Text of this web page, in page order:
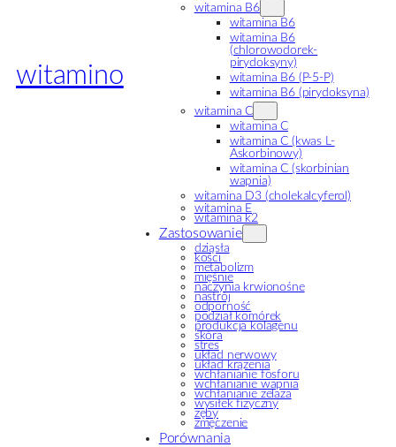
witamino
witamina B6
witamina B6
witamina B6
(chlorowodorek-
pirydoksyny)
witamina B6 (P-5-P)
witamina B6 (pirydoksyna)
witamina C
witamina C
witamina C (kwas L-
Askorbinowy)
witamina C (skorbinian
wapnia)
witamina D3 (cholekalcyferol)
witamina E
witamina k2
Zastosowanie
dziąsła
kości
metabolizm
mięśnie
naczynia krwionośne
nastrój
odporność
podział komórek
produkcja kolagenu
skóra
stres
układ nerwowy
układ krążenia
wchłanianie fosforu
wchłanianie wapnia
wchłanianie żelaza
wysiłek fizyczny
zęby
zmęczenie
Porównania